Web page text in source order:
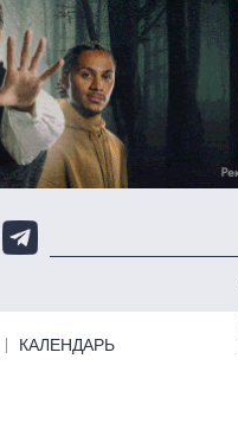
КАЛЕНДАРЬ